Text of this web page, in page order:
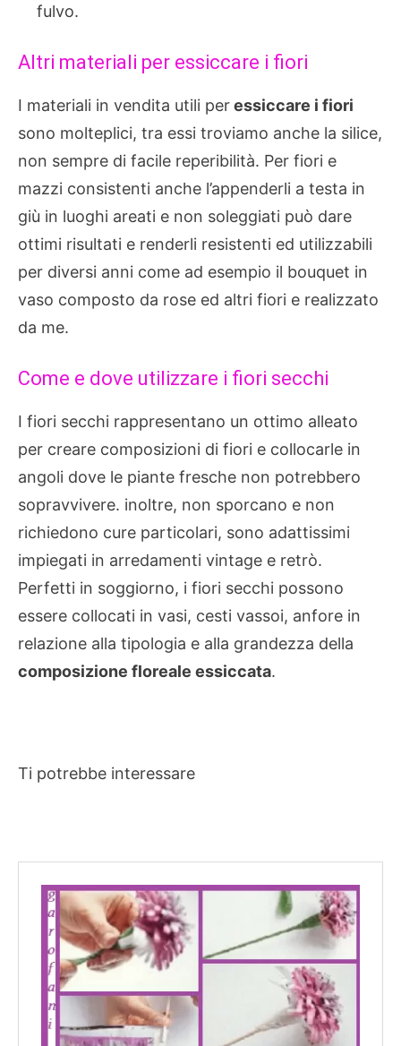
fulvo.
Altri materiali per essiccare i fiori
I materiali in vendita utili peressiccare i fiori
sono molteplici, tra essi troviamo anche la silice,
non sempre di facile reperibilità. Per fiori e
mazzi consistenti anche l’appenderli a testa in
giù in luoghi areati e non soleggiati può dare
ottimi risultati e renderli resistenti ed utilizzabili
per diversi anni come ad esempio il bouquet in
vaso composto da rose ed altri fiori e realizzato
da me.
Come e dove utilizzare i fiori secchi
I fiori secchi rappresentano un ottimo alleato
per creare composizioni di fiori e collocarle in
angoli dove le piante fresche non potrebbero
sopravvivere. inoltre, non sporcano e non
richiedono cure particolari, sono adattissimi
impiegati in arredamenti vintage e retrò.
Perfetti in soggiorno, i fiori secchi possono
essere collocati in vasi, cesti vassoi, anfore in
relazione alla tipologia e alla grandezza della
composizione floreale essiccata.
Ti potrebbe interessare